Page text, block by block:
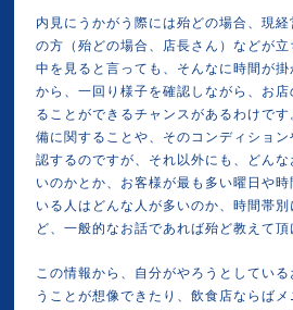
内見にうかがう際には殆どの場合、現
の方（殆どの場合、店長さん）などが
中を見ると言っても、そんなに時間が
から、一回り様子を確認しながら、お
ることができるチャンスがあるわけで
備に関することや、そのコンディショ
認するのですが、それ以外にも、どん
いのかとか、お客様が最も多い曜日や
いる人はどんな人が多いのか、時間帯
ど、一般的なお話であれば殆ど教えて頂
この情報から、自分がやろうとしてい
うことが想像できたり、飲食店ならば